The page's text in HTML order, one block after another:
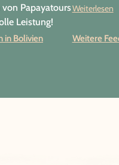
Papayatours
Leistung!
in Bolivien
Weiterlesen
Weitere